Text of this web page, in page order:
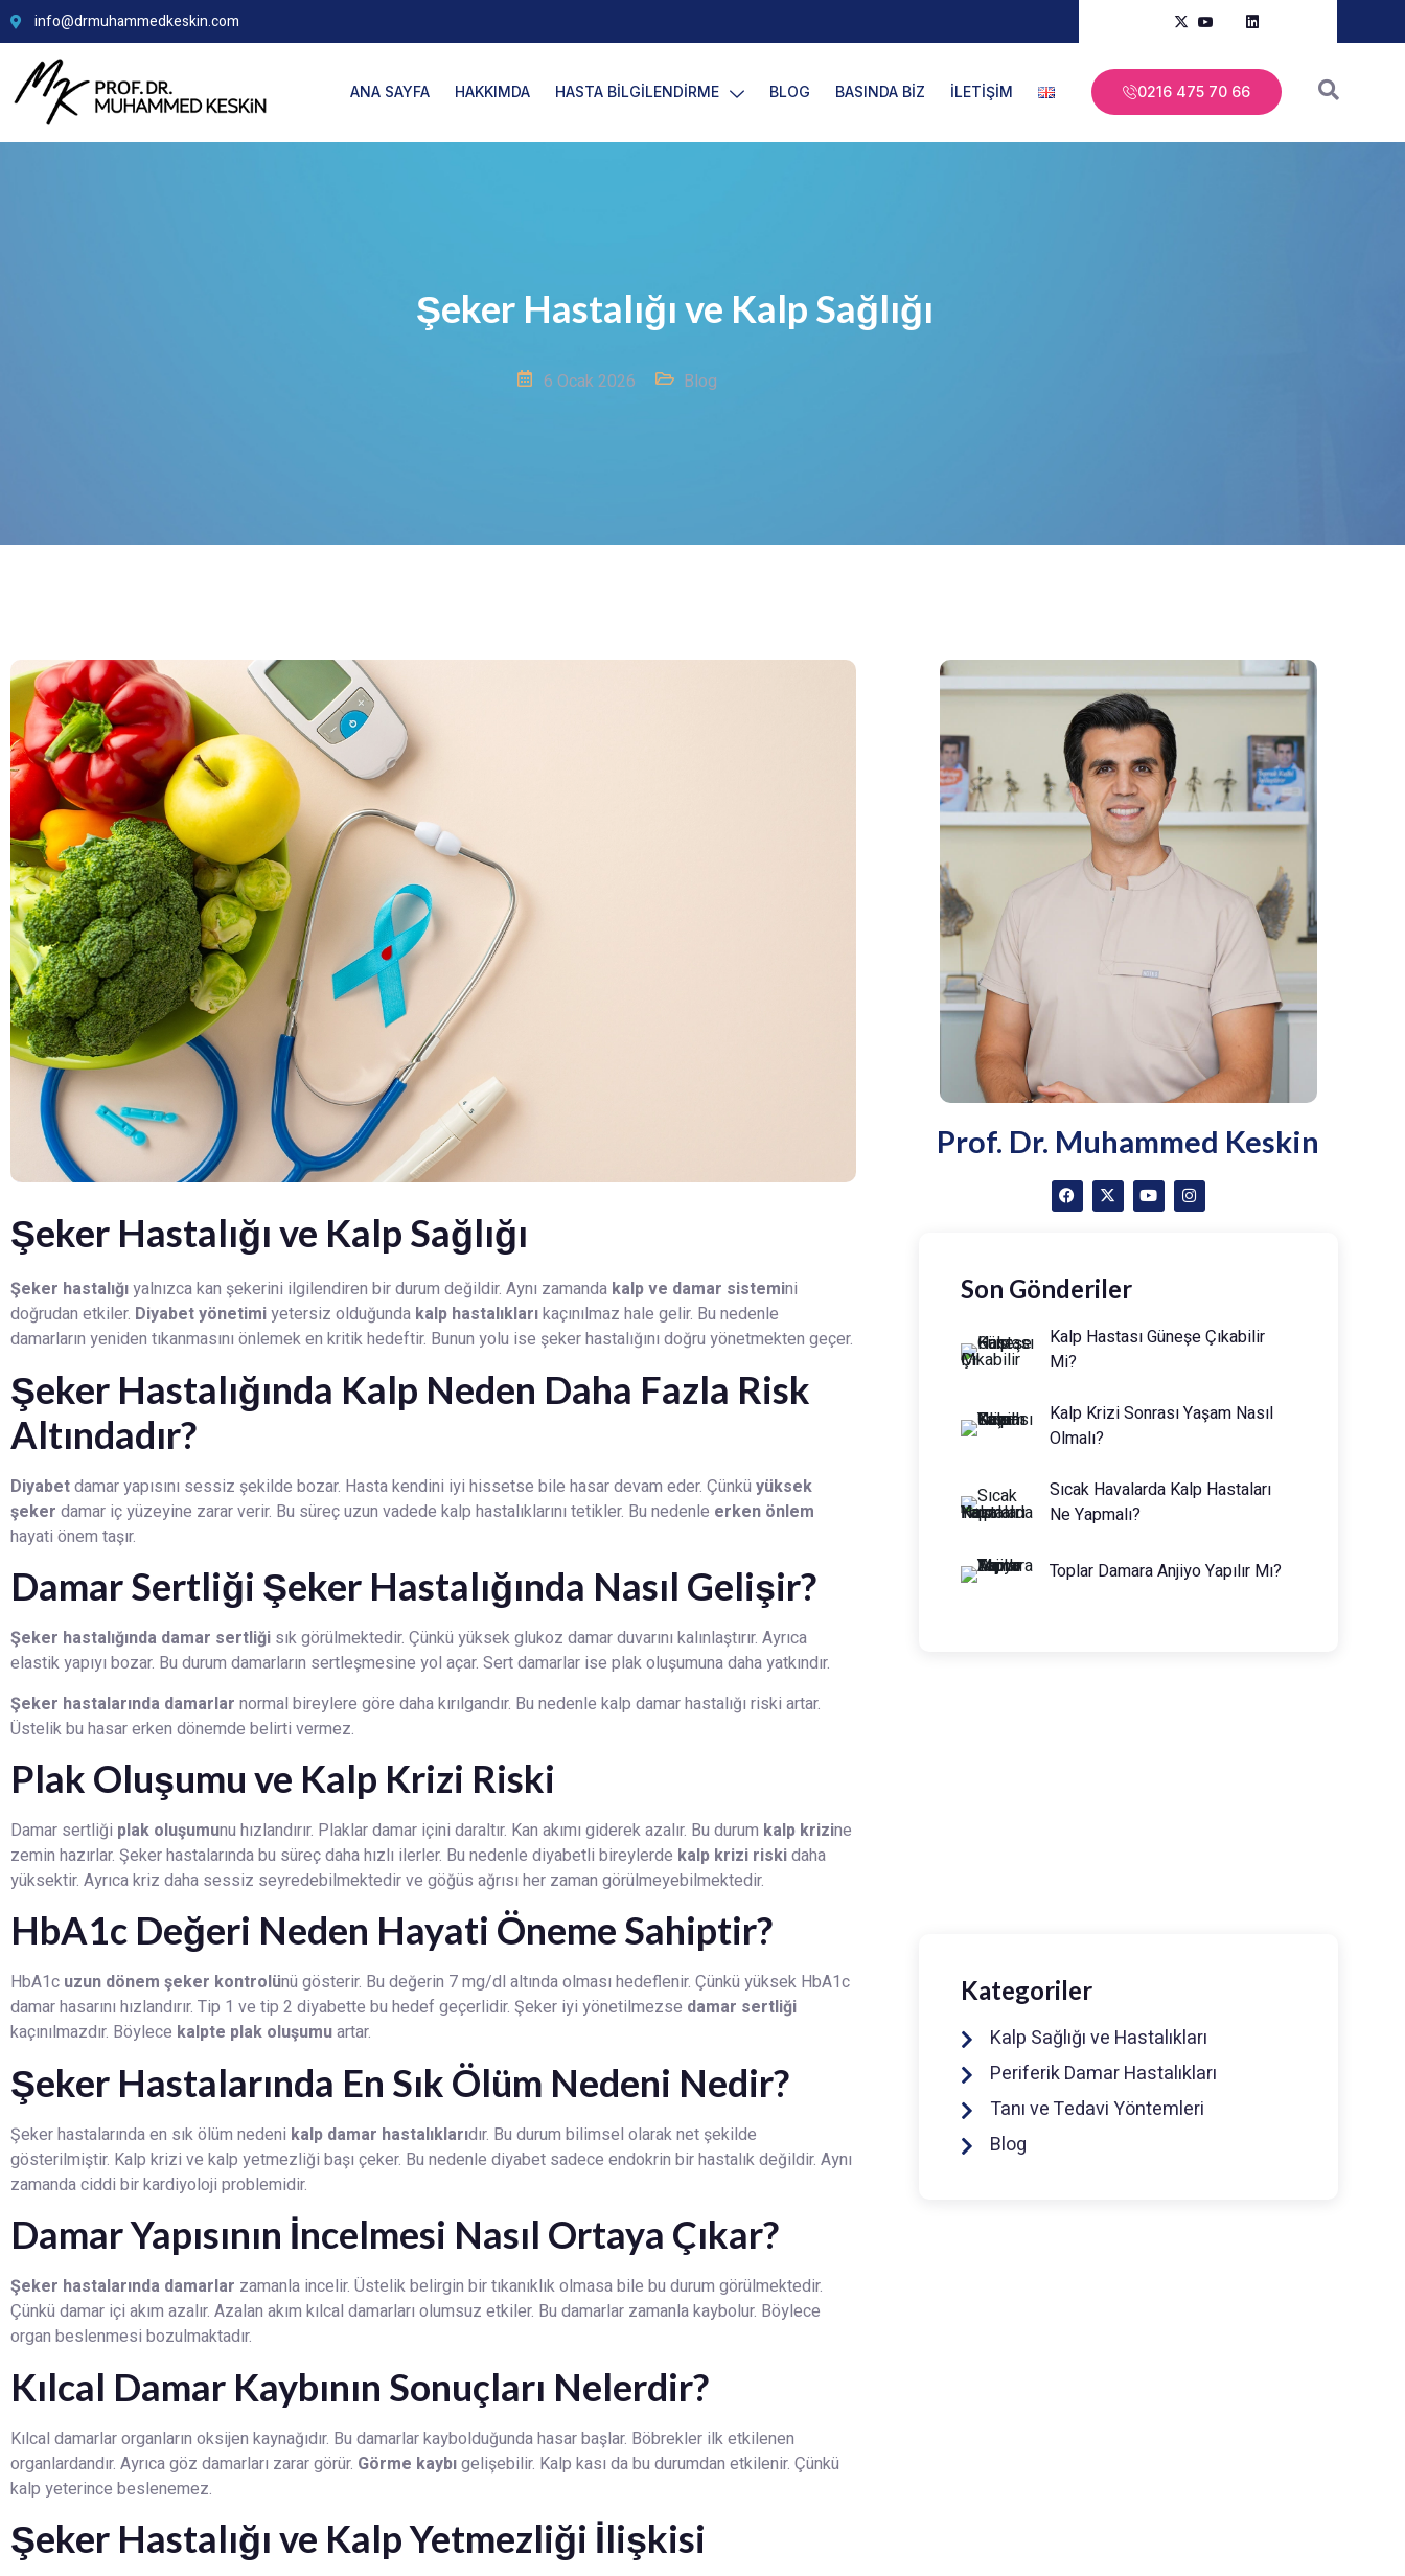
info@drmuhammedkeskin.com
ANA SAYFA HAKKIMDA HASTA BİLGİLENDİRME BLOG BASINDA BİZ İLETİŞİM 0216 475 70 66
Şeker Hastalığı ve Kalp Sağlığı
6 Ocak 2026 Blog
Şeker Hastalığı ve Kalp Sağlığı
Şeker hastalığıyalnızca kan şekerini ilgilendiren bir durum değildir. Aynı zamanda kalp ve damar sistemini
doğrudan etkiler. Diyabet yönetimiyetersiz olduğunda kalp hastalıklarıkaçınılmaz hale gelir. Bu nedenle
damarların yeniden tıkanmasını önlemek en kritik hedeftir. Bunun yolu ise şeker hastalığını doğru yönetmekten geçer.
Şeker Hastalığında Kalp Neden Daha Fazla Risk
Altındadır?
Diyabetdamar yapısını sessiz şekilde bozar. Hasta kendini iyi hissetse bile hasar devam eder. Çünkü yüksek
şeker damar iç yüzeyine zarar verir. Bu süreç uzun vadede kalp hastalıklarını tetikler. Bu nedenle erken önlem
hayati önem taşır.
Damar Sertliği Şeker Hastalığında Nasıl Gelişir?
Şeker hastalığında damar sertliği sık görülmektedir. Çünkü yüksek glukoz damar duvarını kalınlaştırır. Ayrıca
elastik yapıyı bozar. Bu durum damarların sertleşmesine yol açar. Sert damarlar ise plak oluşumuna daha yatkındır.
Şeker hastalarında damarlar normal bireylere göre daha kırılgandır. Bu nedenle kalp damar hastalığı riski artar.
Üstelik bu hasar erken dönemde belirti vermez.
Plak Oluşumu ve Kalp Krizi Riski
Damar sertliği plak oluşumunu hızlandırır. Plaklar damar içini daraltır. Kan akımı giderek azalır. Bu durum kalp krizine
zemin hazırlar. Şeker hastalarında bu süreç daha hızlı ilerler. Bu nedenle diyabetli bireylerde kalp krizi riskidaha
yüksektir. Ayrıca kriz daha sessiz seyredebilmektedir ve göğüs ağrısı her zaman görülmeyebilmektedir.
HbA1c Değeri Neden Hayati Öneme Sahiptir?
HbA1c uzun dönem şeker kontrolünü gösterir. Bu değerin 7 mg/dl altında olması hedeflenir. Çünkü yüksek HbA1c
damar hasarını hızlandırır. Tip 1 ve tip 2 diyabette bu hedef geçerlidir. Şeker iyi yönetilmezse damar sertliği
kaçınılmazdır. Böylece kalpte plak oluşumuartar.
Şeker Hastalarında En Sık Ölüm Nedeni Nedir?
Şeker hastalarında en sık ölüm nedeni kalp damar hastalıklarıdır. Bu durum bilimsel olarak net şekilde
gösterilmiştir. Kalp krizi ve kalp yetmezliği başı çeker. Bu nedenle diyabet sadece endokrin bir hastalık değildir. Aynı
zamanda ciddi bir kardiyoloji problemidir.
Damar Yapısının İncelmesi Nasıl Ortaya Çıkar?
Şeker hastalarında damarlar zamanla incelir. Üstelik belirgin bir tıkanıklık olmasa bile bu durum görülmektedir.
Çünkü damar içi akım azalır. Azalan akım kılcal damarları olumsuz etkiler. Bu damarlar zamanla kaybolur. Böylece
organ beslenmesi bozulmaktadır.
Kılcal Damar Kaybının Sonuçları Nelerdir?
Kılcal damarlar organların oksijen kaynağıdır. Bu damarlar kaybolduğunda hasar başlar. Böbrekler ilk etkilenen
organlardandır. Ayrıca göz damarları zarar görür. Görme kaybıgelişebilir. Kalp kası da bu durumdan etkilenir. Çünkü
kalp yeterince beslenemez.
Şeker Hastalığı ve Kalp Yetmezliği İlişkisi
Prof. Dr. Muhammed Keskin
Son Gönderiler
Kalp Hastası Güneşe Çıkabilir
Mi?
Kalp Krizi Sonrası Yaşam Nasıl
Olmalı?
Sıcak Havalarda Kalp Hastaları
Ne Yapmalı?
Toplar Damara Anjiyo Yapılır Mı?
Kategoriler
Kalp Sağlığı ve Hastalıkları
Periferik Damar Hastalıkları
Tanı ve Tedavi Yöntemleri
Blog